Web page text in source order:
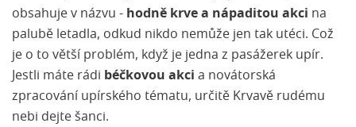
obsahuje v názvu - hodně krve a nápaditou akci na
palubě letadla, odkud nikdo nemůže jen tak utéci. Což
je o to větší problém, když je jedna z pasážerek upír.
Jestli máte rádi béčkovou akci a novátorská
zpracování upírského tématu, určitě Krvavě rudému
nebi dejte šanci.